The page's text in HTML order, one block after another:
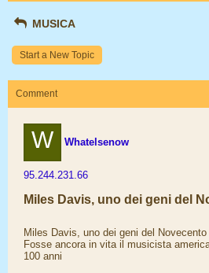
MUSICA
Start a New Topic
Comment
W Whatelsenow
95.244.231.66
Miles Davis, uno dei geni del
Miles Davis, uno dei geni del Novecento
Fosse ancora in vita il musicista
100 anni